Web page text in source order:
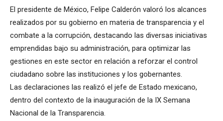
El presidente de México, Felipe Calderón valoró los alcances
realizados por su gobierno en materia de transparencia y el
combate a la corrupción, destacando las diversas iniciativas
emprendidas bajo su administración, para optimizar las
gestiones en este sector en relación a reforzar el control
ciudadano sobre las instituciones y los gobernantes.
Las declaraciones las realizó el jefe de Estado mexicano,
dentro del contexto de la inauguración de la IX Semana
Nacional de la Transparencia.